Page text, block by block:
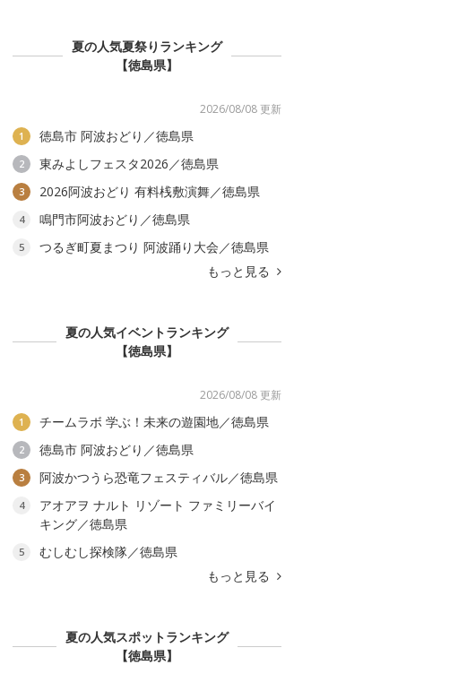
夏の人気夏祭りランキング
【徳島県】
2026/08/08 更新
1 徳島市 阿波おどり／徳島県
2 東みよしフェスタ2026／徳島県
3 2026阿波おどり 有料桟敷演舞／徳島県
4 鳴門市阿波おどり／徳島県
5
つるぎ町夏まつり 阿波踊り大会／徳島県
もっと見る
夏の人気イベントランキング
【徳島県】
2026/08/08 更新
1 チームラボ 学ぶ！未来の遊園地／徳島県
2 徳島市 阿波おどり／徳島県
3 阿波かつうら恐竜フェスティバル／徳島県
4
アオアヲ ナルト リゾート ファミリーバイ
キング／徳島県
5
むしむし探検隊／徳島県
もっと見る
夏の人気スポットランキング
【徳島県】